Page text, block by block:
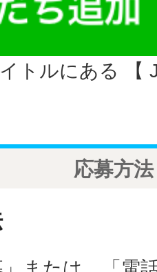
トルにある 【
応募方法